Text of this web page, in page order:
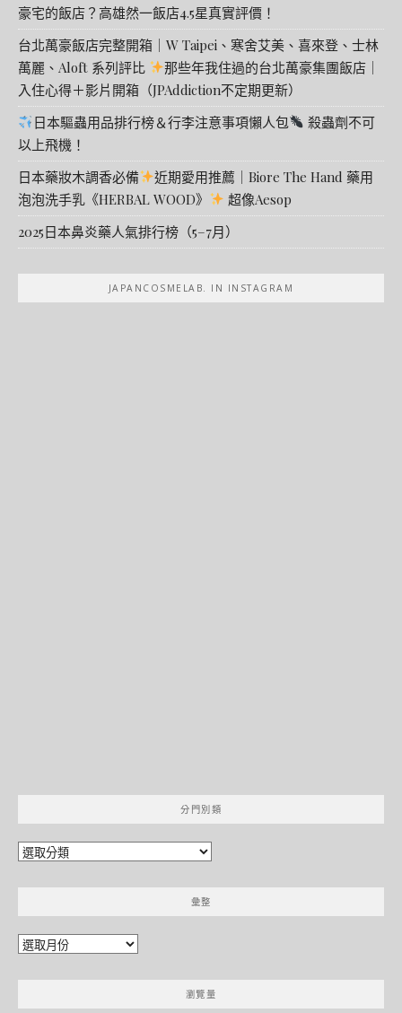
豪宅的飯店？高雄然一飯店4.5星真實評價！
台北萬豪飯店完整開箱｜W Taipei、寒舍艾美、喜來登、士林
萬麗、Aloft 系列評比
那些年我住過的台北萬豪集團飯店｜
入住心得＋影片開箱（JPAddiction不定期更新）
日本驅蟲用品排行榜＆行李注意事項懶人包
殺蟲劑不可
以上飛機！
日本藥妝木調香必備
近期愛用推薦｜Biore The Hand 藥用
泡泡洗手乳《HERBAL WOOD》
超像Aesop
2025日本鼻炎藥人氣排行榜（5–7月）
JAPANCOSMELAB. IN INSTAGRAM
分門別類
分
別
彙整
彙
瀏覽量